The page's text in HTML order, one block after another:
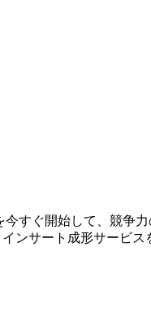
すぐ開始して、競争
ンサート成形サービス